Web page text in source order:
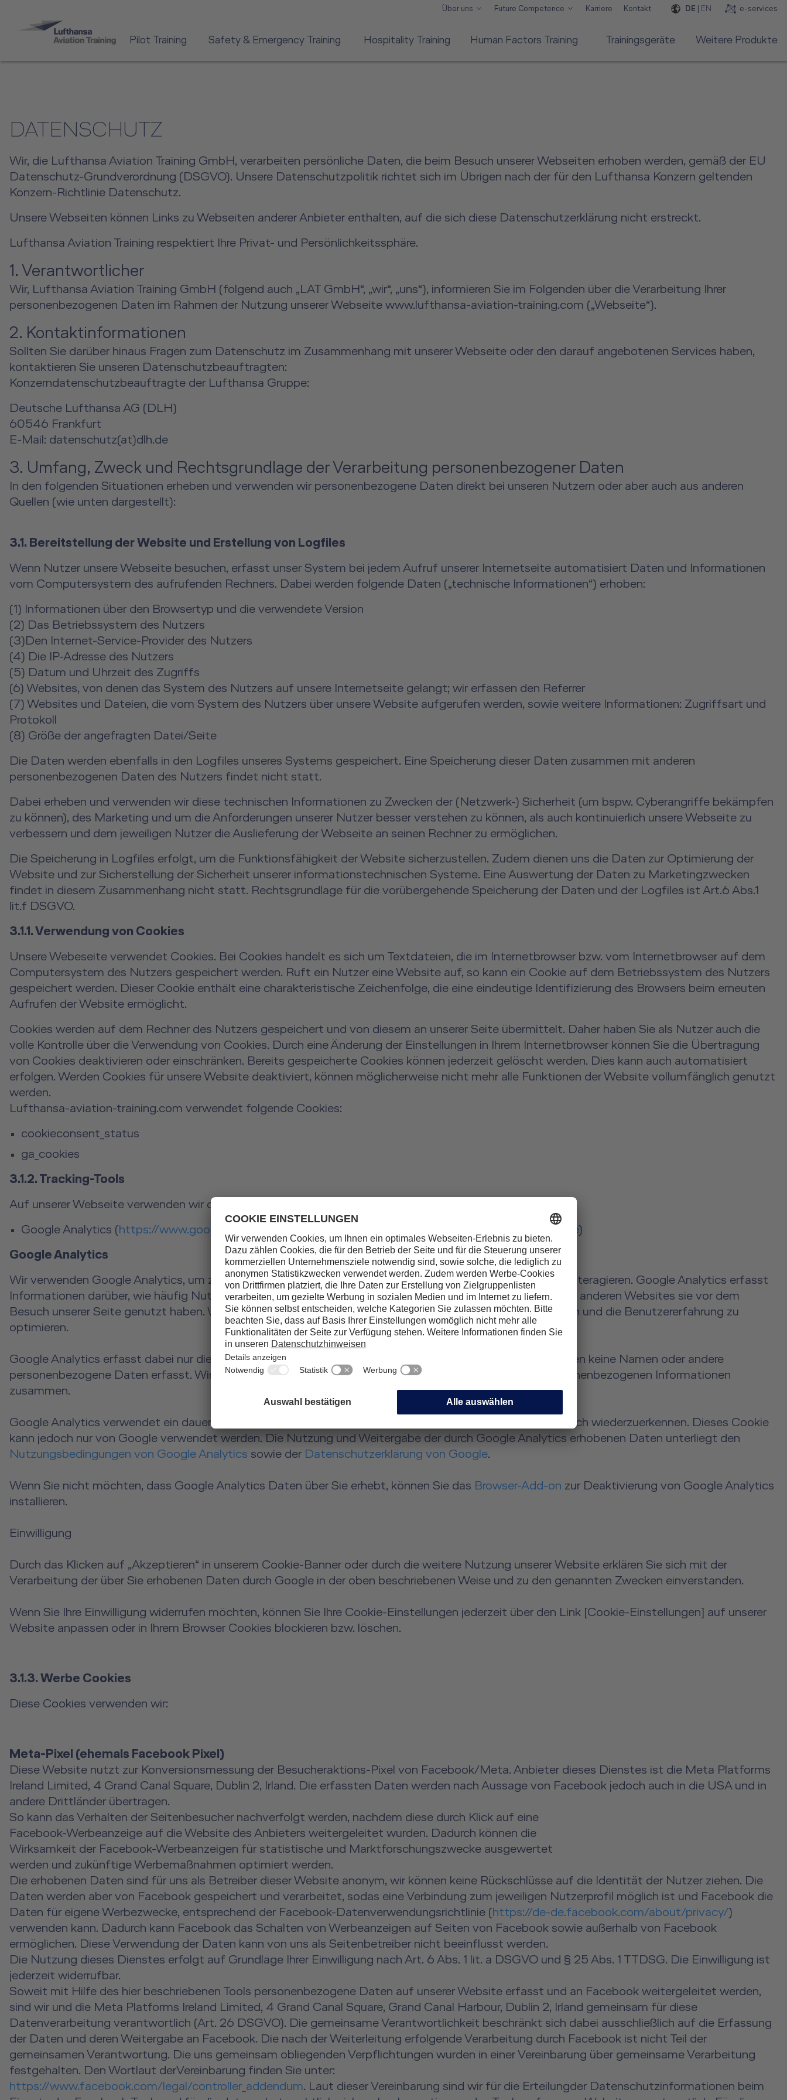
Über uns Future Competence Karriere Kontakt DE EN e-services
Pilot Training Safety & Emergency Training Hospitality Training Human Factors Training Trainingsgeräte Weitere Produkte
DATENSCHUTZ
Wir, die Lufthansa Aviation Training GmbH, verarbeiten persönliche Daten, die beim Besuch unserer Webseiten erhoben werden, gemäß der EU
Datenschutz-Grundverordnung (DSGVO). Unsere Datenschutzpolitik richtet sich im Übrigen nach der für den Lufthansa Konzern geltenden
Konzern-Richtlinie Datenschutz.
Unsere Webseiten können Links zu Webseiten anderer Anbieter enthalten, auf die sich diese Datenschutzerklärung nicht erstreckt.
Lufthansa Aviation Training respektiert Ihre Privat- und Persönlichkeitssphäre.
1. Verantwortlicher
Wir, Lufthansa Aviation Training GmbH (folgend auch „LAT GmbH“, „wir“, „uns“), informieren Sie im Folgenden über die Verarbeitung Ihrer
personenbezogenen Daten im Rahmen der Nutzung unserer Webseite www.lufthansa-aviation-training.com („Webseite“).
2. Kontaktinformationen
Sollten Sie darüber hinaus Fragen zum Datenschutz im Zusammenhang mit unserer Webseite oder den darauf angebotenen Services haben,
kontaktieren Sie unseren Datenschutzbeauftragten:
Konzerndatenschutzbeauftragte der Lufthansa Gruppe:
Deutsche Lufthansa AG (DLH)
60546 Frankfurt
E-Mail: datenschutz(at)dlh.de
3. Umfang, Zweck und Rechtsgrundlage der Verarbeitung personenbezogener Daten
In den folgenden Situationen erheben und verwenden wir personenbezogene Daten direkt bei unseren Nutzern oder aber auch aus anderen
Quellen (wie unten dargestellt):
3.1. Bereitstellung der Website und Erstellung von Logfiles
Wenn Nutzer unsere Webseite besuchen, erfasst unser System bei jedem Aufruf unserer Internetseite automatisiert Daten und Informationen
vom Computersystem des aufrufenden Rechners. Dabei werden folgende Daten („technische Informationen“) erhoben:
(1) Informationen über den Browsertyp und die verwendete Version
(2) Das Betriebssystem des Nutzers
(3)Den Internet-Service-Provider des Nutzers
(4) Die IP-Adresse des Nutzers
(5) Datum und Uhrzeit des Zugriffs
(6) Websites, von denen das System des Nutzers auf unsere Internetseite gelangt; wir erfassen den Referrer
(7) Websites und Dateien, die vom System des Nutzers über unsere Website aufgerufen werden, sowie weitere Informationen: Zugriffsart und
Protokoll
(8) Größe der angefragten Datei/Seite
Die Daten werden ebenfalls in den Logfiles unseres Systems gespeichert. Eine Speicherung dieser Daten zusammen mit anderen
personenbezogenen Daten des Nutzers findet nicht statt.
Dabei erheben und verwenden wir diese technischen Informationen zu Zwecken der (Netzwerk-) Sicherheit (um bspw. Cyberangriffe bekämpfen
zu können), des Marketing und um die Anforderungen unserer Nutzer besser verstehen zu können, als auch kontinuierlich unsere Webseite zu
verbessern und dem jeweiligen Nutzer die Auslieferung der Webseite an seinen Rechner zu ermöglichen.
Die Speicherung in Logfiles erfolgt, um die Funktionsfähigkeit der Website sicherzustellen. Zudem dienen uns die Daten zur Optimierung der
Website und zur Sicherstellung der Sicherheit unserer informationstechnischen Systeme. Eine Auswertung der Daten zu Marketingzwecken
findet in diesem Zusammenhang nicht statt. Rechtsgrundlage für die vorübergehende Speicherung der Daten und der Logfiles ist Art.6 Abs.1
lit.f DSGVO.
3.1.1. Verwendung von Cookies
Unsere Webeseite verwendet Cookies. Bei Cookies handelt es sich um Textdateien, die im Internetbrowser bzw. vom Internetbrowser auf dem
Computersystem des Nutzers gespeichert werden. Ruft ein Nutzer eine Website auf, so kann ein Cookie auf dem Betriebssystem des Nutzers
gespeichert werden. Dieser Cookie enthält eine charakteristische Zeichenfolge, die eine eindeutige Identifizierung des Browsers beim erneuten
Aufrufen der Website ermöglicht.
Cookies werden auf dem Rechner des Nutzers gespeichert und von diesem an unserer Seite übermittelt. Daher haben Sie als Nutzer auch die
volle Kontrolle über die Verwendung von Cookies. Durch eine Änderung der Einstellungen in Ihrem Internetbrowser können Sie die Übertragung
von Cookies deaktivieren oder einschränken. Bereits gespeicherte Cookies können jederzeit gelöscht werden. Dies kann auch automatisiert
erfolgen. Werden Cookies für unsere Website deaktiviert, können möglicherweise nicht mehr alle Funktionen der Website vollumfänglich genutzt
werden.
Lufthansa-aviation-training.com verwendet folgende Cookies:
cookieconsent_status
ga_cookies
3.1.2. Tracking-Tools
Auf unserer Webseite verwenden wir die folgenden Tracking und (Re-)Marketing Tools:
Google Analytics (https://www.google.com/analytics/terms/de.html https://policies.google.com/?hl=de)
Google Analytics
Wir verwenden Google Analytics, um zu verstehen, wie Besucherinnen und Besucher mit unserer Website interagieren. Google Analytics erfasst
Informationen darüber, wie häufig Nutzer unsere Website besuchen, welche Seiten sie aufrufen und welche anderen Websites sie vor dem
Besuch unserer Seite genutzt haben. Wir verwenden diese Informationen, um unsere Website zu verbessern und die Benutzererfahrung zu
optimieren.
Google Analytics erfasst dabei nur die IP-Adresse, die Ihnen am Tag Ihres Besuchs zugewiesen ist. Es werden keine Namen oder andere
personenbezogene Daten erfasst. Wir führen die durch Google Analytics erhobenen Daten nicht mit personenbezogenen Informationen
zusammen.
Google Analytics verwendet ein dauerhaftes Cookie in Ihrem Webbrowser, um Sie bei einem späteren Besuch wiederzuerkennen. Dieses Cookie
kann jedoch nur von Google verwendet werden. Die Nutzung und Weitergabe der durch Google Analytics erhobenen Daten unterliegt den
Nutzungsbedingungen von Google Analytics sowie der Datenschutzerklärung von Google.
Wenn Sie nicht möchten, dass Google Analytics Daten über Sie erhebt, können Sie das Browser-Add-on zur Deaktivierung von Google Analytics
installieren.
Einwilligung
Durch das Klicken auf „Akzeptieren“ in unserem Cookie-Banner oder durch die weitere Nutzung unserer Website erklären Sie sich mit der
Verarbeitung der über Sie erhobenen Daten durch Google in der oben beschriebenen Weise und zu den genannten Zwecken einverstanden.
Wenn Sie Ihre Einwilligung widerrufen möchten, können Sie Ihre Cookie-Einstellungen jederzeit über den Link [Cookie-Einstellungen] auf unserer
Website anpassen oder in Ihrem Browser Cookies blockieren bzw. löschen.
3.1.3. Werbe Cookies
Diese Cookies verwenden wir:
Meta-Pixel (ehemals Facebook Pixel)
Diese Website nutzt zur Konversionsmessung der Besucheraktions-Pixel von Facebook/Meta. Anbieter dieses Dienstes ist die Meta Platforms
Ireland Limited, 4 Grand Canal Square, Dublin 2, Irland. Die erfassten Daten werden nach Aussage von Facebook jedoch auch in die USA und in
andere Drittländer übertragen.
So kann das Verhalten der Seitenbesucher nachverfolgt werden, nachdem diese durch Klick auf eine
Facebook-Werbeanzeige auf die Website des Anbieters weitergeleitet wurden. Dadurch können die
Wirksamkeit der Facebook-Werbeanzeigen für statistische und Marktforschungszwecke ausgewertet
werden und zukünftige Werbemaßnahmen optimiert werden.
Die erhobenen Daten sind für uns als Betreiber dieser Website anonym, wir können keine Rückschlüsse auf die Identität der Nutzer ziehen. Die
Daten werden aber von Facebook gespeichert und verarbeitet, sodas eine Verbindung zum jeweiligen Nutzerprofil möglich ist und Facebook die
Daten für eigene Werbezwecke, entsprechend der Facebook-Datenverwendungsrichtlinie (https://de-de.facebook.com/about/privacy/)
verwenden kann. Dadurch kann Facebook das Schalten von Werbeanzeigen auf Seiten von Facebook sowie außerhalb von Facebook
ermöglichen. Diese Verwendung der Daten kann von uns als Seitenbetreiber nicht beeinflusst werden.
Die Nutzung dieses Dienstes erfolgt auf Grundlage Ihrer Einwilligung nach Art. 6 Abs. 1 lit. a DSGVO und § 25 Abs. 1 TTDSG. Die Einwilligung ist
jederzeit widerrufbar.
Soweit mit Hilfe des hier beschriebenen Tools personenbezogene Daten auf unserer Website erfasst und an Facebook weitergeleitet werden,
sind wir und die Meta Platforms Ireland Limited, 4 Grand Canal Square, Grand Canal Harbour, Dublin 2, Irland gemeinsam für diese
Datenverarbeitung verantwortlich (Art. 26 DSGVO). Die gemeinsame Verantwortlichkeit beschränkt sich dabei ausschließlich auf die Erfassung
der Daten und deren Weitergabe an Facebook. Die nach der Weiterleitung erfolgende Verarbeitung durch Facebook ist nicht Teil der
gemeinsamen Verantwortung. Die uns gemeinsam obliegenden Verpflichtungen wurden in einer Vereinbarung über gemeinsame Verarbeitung
festgehalten. Den Wortlaut derVereinbarung finden Sie unter:
https://www.facebook.com/legal/controller_addendum. Laut dieser Vereinbarung sind wir für die Erteilungder Datenschutzinformationen beim